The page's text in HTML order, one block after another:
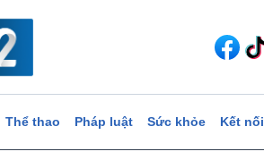
Thể thao Pháp luật Sức khỏe Kết nối